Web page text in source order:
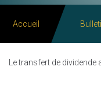
Accueil
Le transfert de